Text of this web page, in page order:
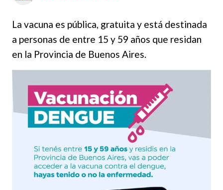
La vacuna es pública, gratuita y está destinada
a personas de entre 15 y 59 años que residan
en la Provincia de Buenos Aires.